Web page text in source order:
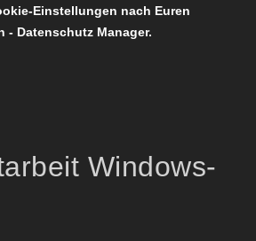
Einstellungen nach Euren
- Datenschutz Manager.
Windows-